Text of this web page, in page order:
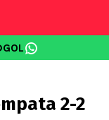
2-2